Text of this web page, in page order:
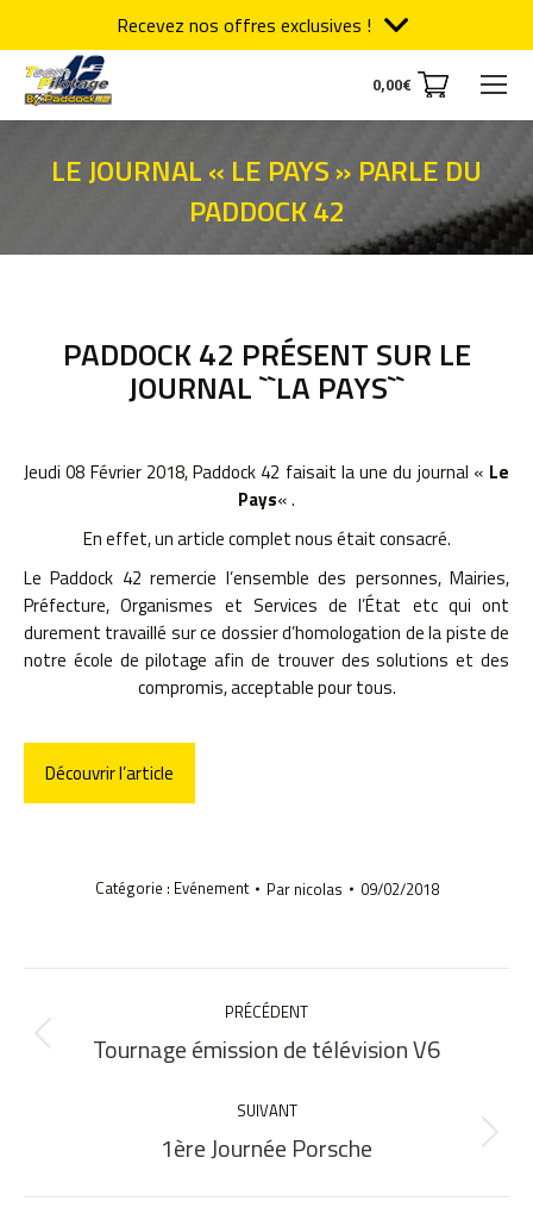
0,00€
LE JOURNAL « LE PAYS » PARLE DU
PADDOCK 42
Vous êtes ici :
PADDOCK 42 PRÉSENT SUR LE
JOURNAL ``LA PAYS``
Jeudi 08 Février 2018, Paddock 42 faisait la une du journal « Le
Pays« .
En effet, un article complet nous était consacré.
Le Paddock 42 remercie l’ensemble des personnes, Mairies,
Préfecture, Organismes et Services de l’État etc qui ont
durement travaillé sur ce dossier d’homologation de la piste de
notre école de pilotage afin de trouver des solutions et des
compromis, acceptable pour tous.
Découvrir l’article
Catégorie : Evénement Par nicolas 09/02/2018
NAVIGATION
ARTICLE PRÉCÉDENT
Article
:
Tournage émission de télévision V6
SUIVANT
Article
:
1ère Journée Porsche
Recevez nos offres exclusives !